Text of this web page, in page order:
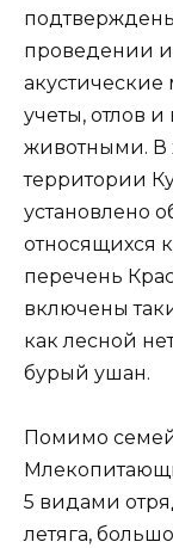
проведении
учеты, отлов
животными. В
территории
установлено
относящихся
перечень
включены
как лесной
бурый ушан.
Помимо
5 видами
летяга,